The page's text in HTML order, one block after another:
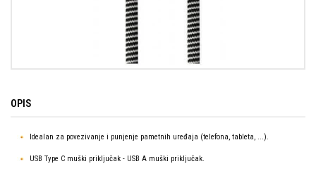
OPIS
Idealan za povezivanje i punjenje pametnih uređaja (telefona, tableta, ...).
USB Type C muški priključak - USB A muški priključak.